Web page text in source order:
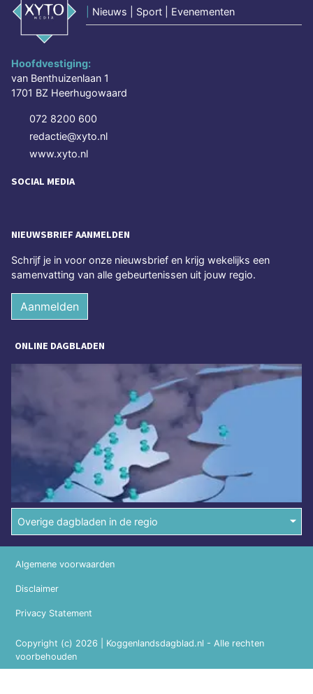
Nieuws | Sport | Evenementen
Hoofdvestiging:
van Benthuizenlaan 1
1701 BZ Heerhugowaard
072 8200 600
redactie@xyto.nl
www.xyto.nl
SOCIAL MEDIA
NIEUWSBRIEF AANMELDEN
Schrijf je in voor onze nieuwsbrief en krijg wekelijks een
samenvatting van alle gebeurtenissen uit jouw regio.
Aanmelden
ONLINE DAGBLADEN
Overige dagbladen in de regio
Copyright (c) 2026 | Koggenlandsdagblad.nl - Alle rechten
voorbehouden
Algemene voorwaarden
Disclaimer
Privacy Statement